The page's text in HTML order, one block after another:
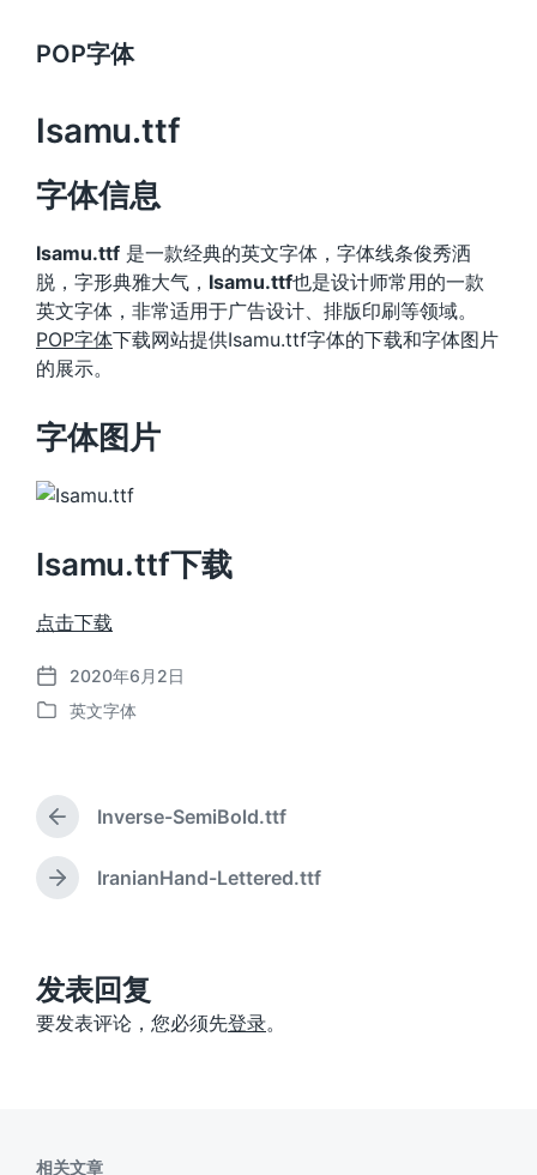
POP字体
Isamu.ttf
字体信息
Isamu.ttf 是一款经典的英文字体，字体线条俊秀洒
脱，字形典雅大气， Isamu.ttf也是设计师常用的一款
英文字体，非常适用于广告设计、排版印刷等领域。
POP字体下载网站提供Isamu.ttf字体的下载和字体图片
的展示。
字体图片
Isamu.ttf下载
点击下载
发
布
2020年6月2日
发
英文字体
上
篇
文
章
Inverse-SemiBold.ttf
下
：
IranianHand-Lettered.ttf
发表回复
要发表评论，您必须先登录。
相关文章